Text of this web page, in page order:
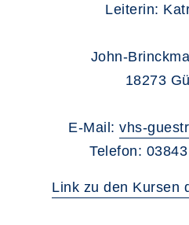
Leiterin:
John-
18273
E-Mail: vhs-
Telefon:
Link zu den Kursen